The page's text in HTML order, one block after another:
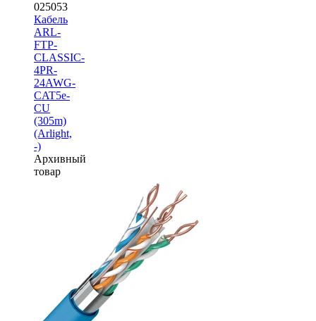
025053
Кабель
ARL-
FTP-
CLASSIC-
4PR-
24AWG-
CAT5e-
CU
(305m)
(Arlight,
-)
Архивный
товар